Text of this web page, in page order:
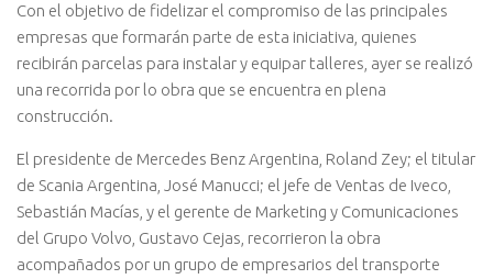
Con el objetivo de fidelizar el compromiso de las principales
empresas que formarán parte de esta iniciativa, quienes
recibirán parcelas para instalar y equipar talleres, ayer se realizó
una recorrida por lo obra que se encuentra en plena
construcción.
El presidente de Mercedes Benz Argentina, Roland Zey; el titular
de Scania Argentina, José Manucci; el jefe de Ventas de Iveco,
Sebastián Macías, y el gerente de Marketing y Comunicaciones
del Grupo Volvo, Gustavo Cejas, recorrieron la obra
acompañados por un grupo de empresarios del transporte